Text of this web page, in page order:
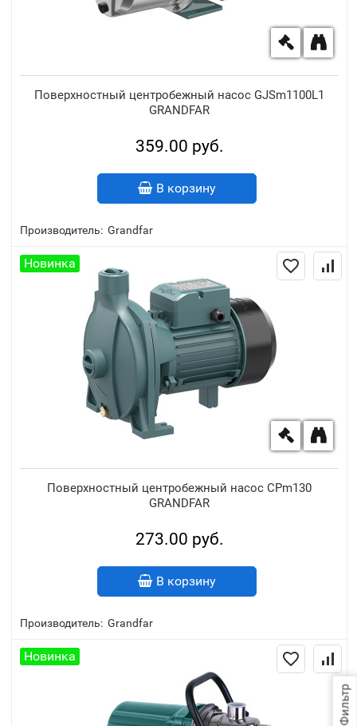
Фильтр
Поверхностный центробежный насос GJSm1100L1
GRANDFAR
Производитель: Grandfar
359.00 руб.
В корзину
Новинка
Поверхностный центробежный насос CPm130
GRANDFAR
Производитель: Grandfar
273.00 руб.
В корзину
Новинка